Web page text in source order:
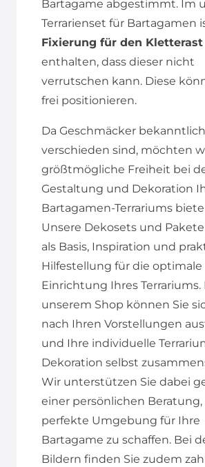
Bartagame abgestimmt. Im
Terrarienset für Bartagamen
Fixierung für den Kletterast
enthalten, dass dieser nicht
verrutschen kann. Diese
frei positionieren.
Da Geschmäcker bekanntlich
verschieden sind, möchten
größtmögliche Freiheit bei
Gestaltung und Dekoration
Bartagamen-Terrariums
Unsere Dekosets und
als Basis, Inspiration und
Hilfestellung für die optimale
Einrichtung Ihres Terrariums.
unserem Shop können Sie
nach Ihren Vorstellungen
und Ihre individuelle
Dekoration selbst
Wir unterstützen Sie dabei
einer persönlichen
perfekte Umgebung für Ihre
Bartagame zu schaffen. Bei
Bildern finden Sie zudem